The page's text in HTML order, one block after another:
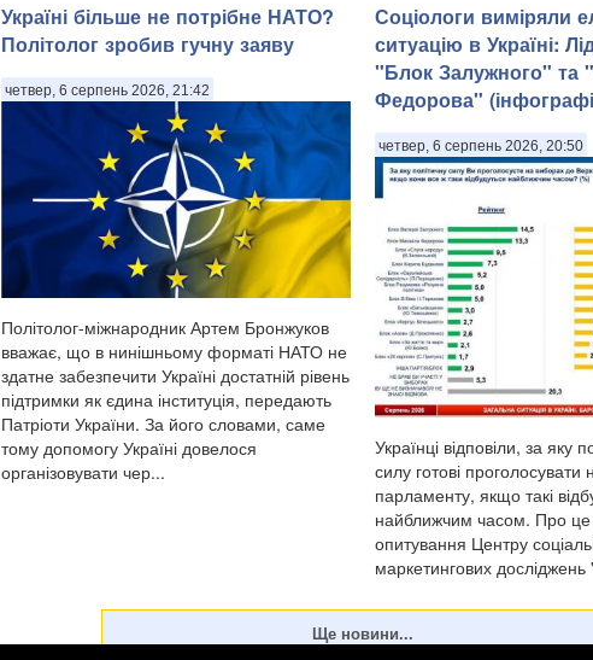
Україні більше не потрібне НАТО?
Політолог зробив гучну заяву
четвер, 6 серпень 2026, 21:42
Політолог-міжнародник Артем Бронжуков
вважає, що в нинішньому форматі НАТО не
здатне забезпечити Україні достатній рівень
підтримки як єдина інституція, передають
Патріоти України. За його словами, саме
тому допомогу Україні довелося
організовувати чер...
Соціологи виміряли
ситуацію в Україні:
"Блок Залужного" та
Федорова"
четвер, 6 серпень 2026, 20:50
Українці відповіли, за яку
силу готові
парламенту, якщо такі
найближчим часом. Про це
опитування Центру
маркетингових